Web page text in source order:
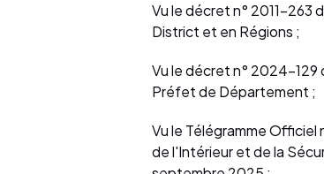
Vu le décret n° 2011-263
District et en Régions ;
Vu le décret n° 2024-
Préfet de Département ;
Vu le Télégramme Officiel
de l'Intérieur et de la